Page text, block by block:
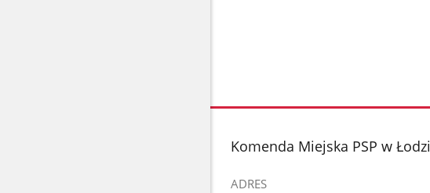
stopka
Komenda Miejska PSP w Łodzi
ADRES